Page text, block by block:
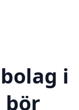
i
bör